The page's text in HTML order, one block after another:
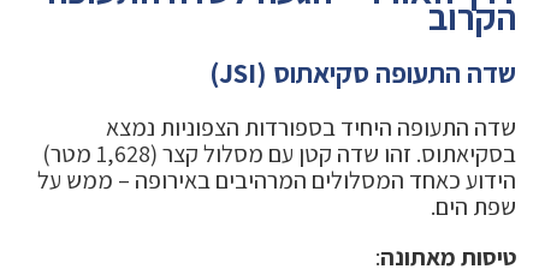
הקרוב
שדה התעופה סקיאתוס (JSI)
שדה התעופה היחיד בספורדות הצפוניות נמצא
בסקיאתוס. זהו שדה קטן עם מסלול קצר (1,628 מטר)
הידוע כאחד המסלולים המרהיבים באירופה – ממש על
שפת הים.
טיסות מאתונה: